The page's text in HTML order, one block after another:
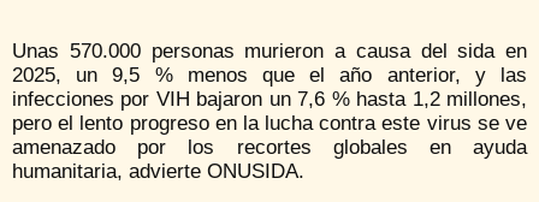
Unas 570.000 personas murieron a causa del sida en
2025, un 9,5 % menos que el año anterior, y las
infecciones por VIH bajaron un 7,6 % hasta 1,2 millones,
pero el lento progreso en la lucha contra este virus se ve
amenazado por los recortes globales en ayuda
humanitaria, advierte ONUSIDA.